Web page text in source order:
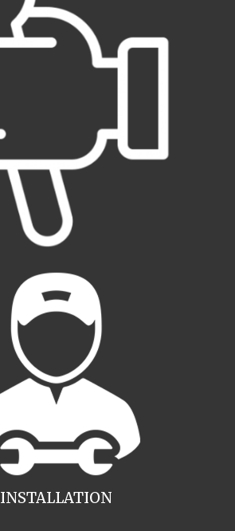
INSTALLATION